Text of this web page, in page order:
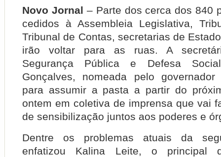
Novo Jornal – Parte dos cerca dos 840
cedidos à Assembleia Legislativa,
Tribunal de Contas, secretarias de
irão voltar para as ruas. A
Segurança Pública e Defesa
Gonçalves, nomeada pelo
para assumir a pasta a partir do
ontem em coletiva de imprensa que vai
de sensibilização juntos aos poderes e
Dentre os problemas atuais da
enfatizou Kalina Leite, o principal